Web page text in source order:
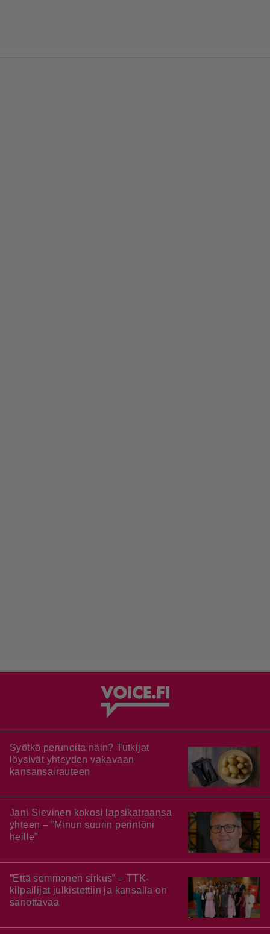
Syötkö perunoita näin? Tutkijat
löysivät yhteyden vakavaan
kansansairauteen
Jani Sievinen kokosi lapsikatraansa
yhteen – ”Minun suurin perintöni
heille”
”Että semmonen sirkus” – TTK-
kilpailijat julkistettiin ja kansalla on
sanottavaa